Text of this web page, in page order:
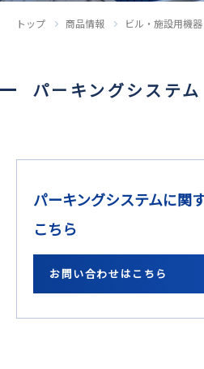
トップ 商品情報 ビル・施設用機器
パーキングシステム
パーキングシステムに関
こちら
お問い合わせはこちら